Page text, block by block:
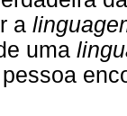
a
uma